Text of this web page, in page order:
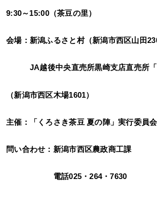
9:30～15:00（茶豆の里）
会場：新潟ふるさと村（新潟市西区山田
JA越後中央直売所黒崎支店直売所「
（新潟市西区木場1601）
主催：「くろさき茶豆 夏の陣」実行委員会
問い合わせ：新潟市西区農政商工課
電話025・264・7630